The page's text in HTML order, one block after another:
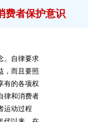
费者保护意识
。自律要求
，而且要照
有的各项权
律和消费者
运动过程